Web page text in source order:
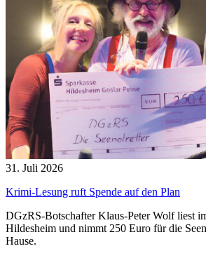
31. Juli 2026
Krimi-Lesung ruft Spende auf den Plan
DGzRS-Botschafter Klaus-Peter Wolf liest
Hildesheim und nimmt 250 Euro für die
Hause.